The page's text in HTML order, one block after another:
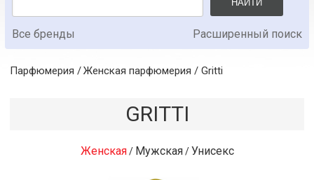
НАЙТИ
Все бренды Расширенный поиск
Парфюмерия Женская парфюмерия / Gritti
GRITTI
Женская/ Мужская/Унисекс